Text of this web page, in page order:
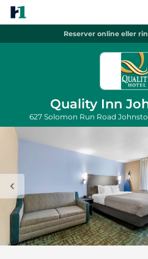
Reserver online eller
Quality Inn
627 Solomon Run Road